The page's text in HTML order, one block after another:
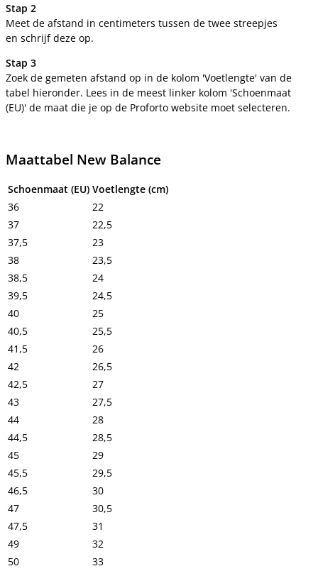
Stap 2
Meet de afstand in centimeters tussen de twee streepjes
en schrijf deze op.
Stap 3
Zoek de gemeten afstand op in de kolom 'Voetlengte' van de
tabel hieronder. Lees in de meest linker kolom 'Schoenmaat
(EU)' de maat die je op de Proforto website moet selecteren.
Maattabel New Balance
Schoenmaat (EU) Voetlengte (cm)
36
22
37
22,5
37,5
23
38
23,5
38,5
24
39,5
24,5
40
25
40,5
25,5
41,5
26
42
26,5
42,5
27
43
27,5
44
28
44,5
28,5
45
29
45,5
29,5
46,5
30
47
30,5
47,5
31
49
32
50
33